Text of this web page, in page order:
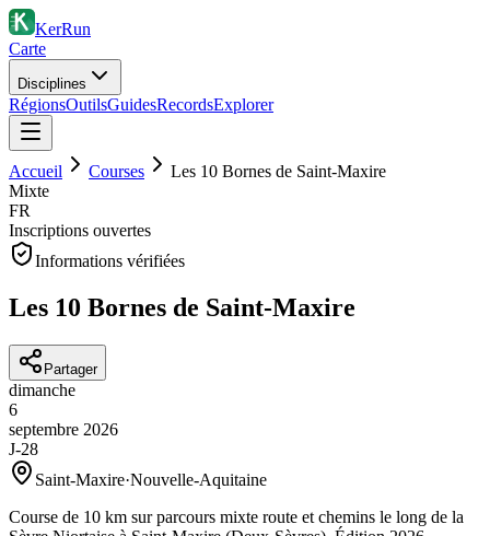
KerRun
Carte
Disciplines
RégionsOutilsGuidesRecordsExplorer
Accueil Courses
Les 10 Bornes de Saint-Maxire
Mixte
FR
Inscriptions ouvertes
Informations vérifiées
Les 10 Bornes de Saint-Maxire
Partager
dimanche
6
septembre 2026
J-28
Saint-Maxire·Nouvelle-Aquitaine
Course de 10 km sur parcours mixte route et chemins le long de la